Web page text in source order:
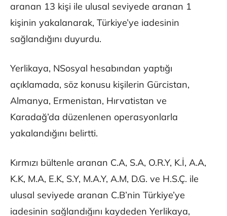
aranan 13 kişi ile ulusal seviyede aranan 1
kişinin yakalanarak, Türkiye’ye iadesinin
sağlandığını duyurdu.
Yerlikaya, NSosyal hesabından yaptığı
açıklamada, söz konusu kişilerin Gürcistan,
Almanya, Ermenistan, Hırvatistan ve
Karadağ’da düzenlenen operasyonlarla
yakalandığını belirtti.
Kırmızı bültenle aranan C.A, S.A, O.R.Y, K.İ, A.A,
K.K, M.A, E.K, S.Y, M.A.Y, A.M, D.G. ve H.S.Ç. ile
ulusal seviyede aranan C.B’nin Türkiye’ye
iadesinin sağlandığını kaydeden Yerlikaya,